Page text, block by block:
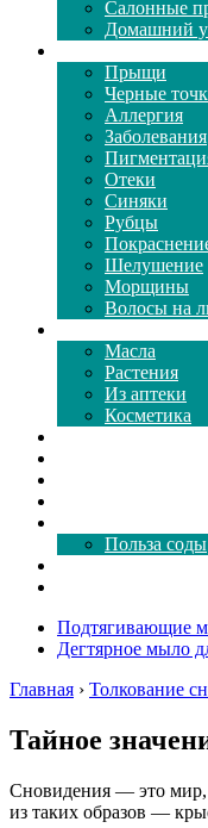
Салонные
Домашний
Прыщи
Черные
Аллергия
Заболевания
Отеки
Синяки
Рубцы
Шелушение
Морщины
Волосы на
Масла
Растения
Из аптеки
Косметика
Польза соды
Подтягивающие
Дегтярное мыло
Главная › Толкование
Тайное
Сновидения — это мир,
из таких образов —